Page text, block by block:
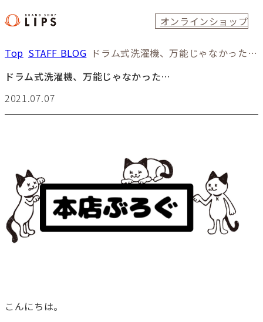
オンラインショップ
Top STAFF BLOG ドラム式洗濯機、万能じゃなかった…
ドラム式洗濯機、万能じゃなかった…
2021.07.07
こんにちは。